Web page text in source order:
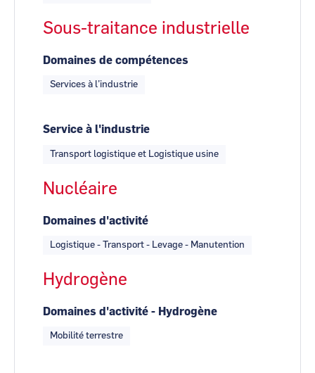
Sous-traitance industrielle
Domaines de compétences
Services à l’industrie
Service à l'industrie
Transport logistique et Logistique usine
Nucléaire
Domaines d'activité
Logistique - Transport - Levage - Manutention
Hydrogène
Domaines d'activité - Hydrogène
Mobilité terrestre